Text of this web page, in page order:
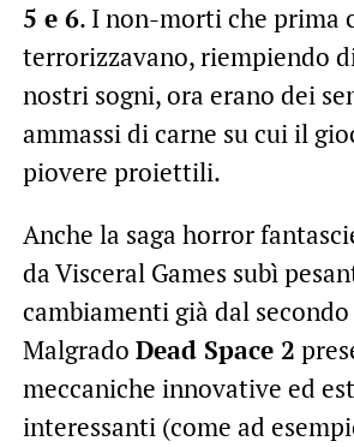
5 e 6. I non-morti che prima
terrorizzavano, riempiendo
nostri sogni, ora erano dei
ammassi di carne su cui il
piovere proiettili.
Anche la saga horror
da Visceral Games subì
cambiamenti già dal
Malgrado Dead Space 2
meccaniche innovative ed
interessanti (come ad